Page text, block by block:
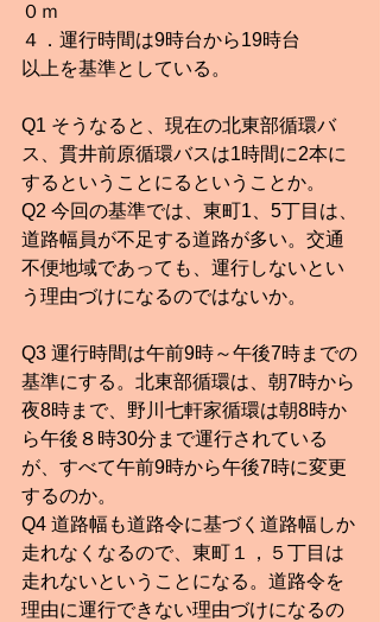
０ｍ
４．運行時間は9時台から19時台
以上を基準としている。
Q1 そうなると、現在の北東部循環バ
ス、貫井前原循環バスは1時間に2本に
するということにるということか。
Q2 今回の基準では、東町1、5丁目は、
道路幅員が不足する道路が多い。交通
不便地域であっても、運行しないとい
う理由づけになるのではないか。
Q3 運行時間は午前9時～午後7時までの
基準にする。北東部循環は、朝7時から
夜8時まで、野川七軒家循環は朝8時か
ら午後８時30分まで運行されている
が、すべて午前9時から午後7時に変更
するのか。
Q4 道路幅も道路令に基づく道路幅しか
走れなくなるので、東町１，５丁目は
走れないということになる。道路令を
理由に運行できない理由づけになるの